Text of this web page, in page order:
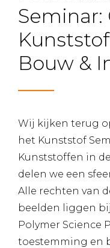
Seminar:
Bouw &
Wij kijken terug
het Kunststof
Kunststoffen in
delen we een
Alle rechten van
beelden liggen
Polymer Science
toestemming en